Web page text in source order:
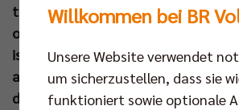
treffen, haben erstmals eine
organisiert und der Zulauf für den
ist so groß wie lange nicht. Warum
auf den Weg nach Mannheim? Ein
der Fanszene:
Willkommen bei BR
Unsere Website verwendet
um sicherzustellen, dass sie
funktioniert sowie optionale